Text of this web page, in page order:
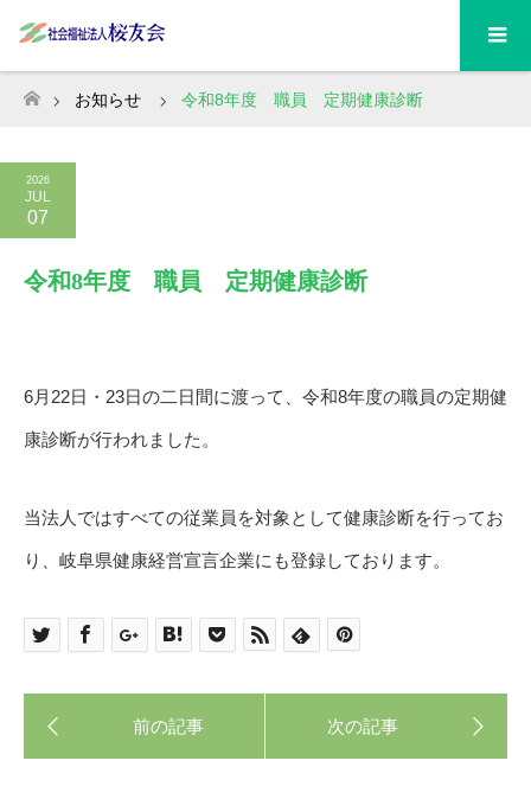
ホーム
お知らせ 令和8年度 職員 定期健康診断
2026
JUL
07
令和8年度 職員 定期健康診断
6月22日・23日の二日間に渡って、令和8年度の職員の定期健
康診断が行われました。
当法人ではすべての従業員を対象として健康診断を行ってお
り、岐阜県健康経営宣言企業にも登録しております。